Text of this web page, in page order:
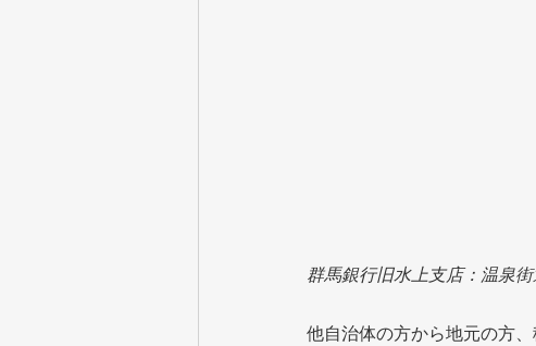
群馬銀行旧水上支店：温泉
他自治体の方から地元の方